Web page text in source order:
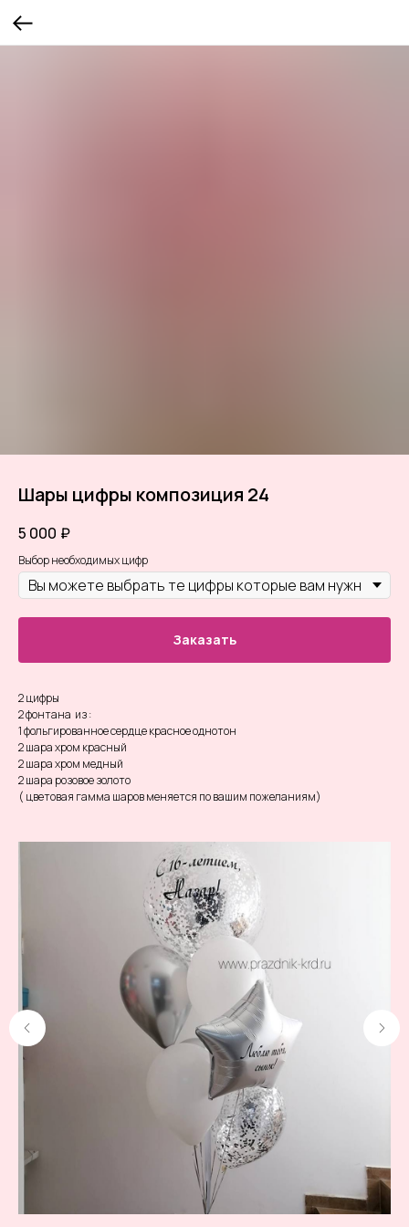
Шары цифры композиция 24
5 000 ₽
Выбор необходимых цифр
Заказать
2 цифры
2 фонтана из :
1 фольгированное сердце красное однотон
2 шара хром красный
2 шара хром медный
2 шара розовое золото
( цветовая гамма шаров меняется по вашим пожеланиям)